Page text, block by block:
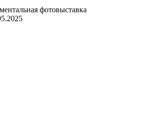
фотовыставка